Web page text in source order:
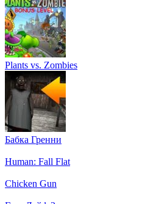
Plants vs. Zombies
Бабка Гренни
Human: Fall Flat
Chicken Gun